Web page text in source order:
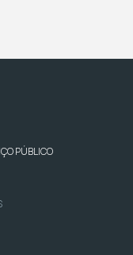
PÚBLICO